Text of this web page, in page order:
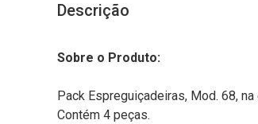
Descrição
Sobre o Produto:
Pack Espreguiçadeiras, Mod. 68, na
Contém 4 peças.